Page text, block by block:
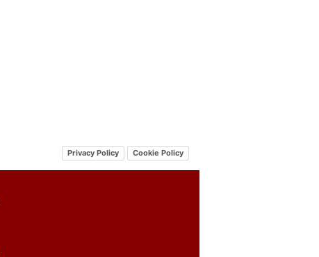
Privacy Policy Cookie Policy